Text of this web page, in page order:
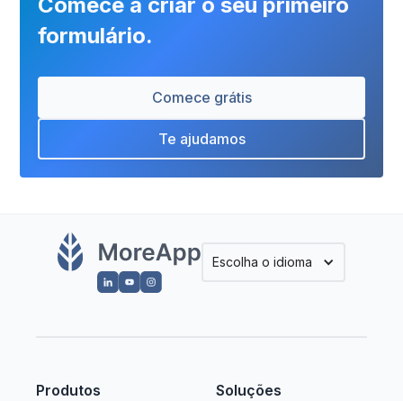
formulário.
Comece grátis
Te ajudamos
Escolha o idioma
Produtos Soluções